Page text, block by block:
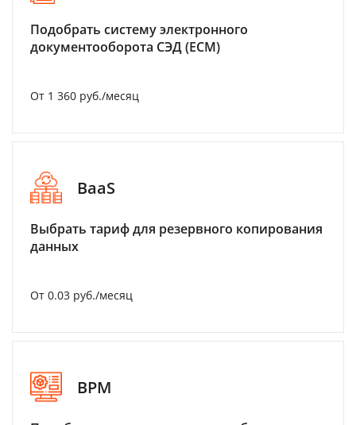
Подобрать систему электронного
документооборота СЭД (ECM)
От 1 360 руб./месяц
BaaS
Выбрать тариф для резервного копирования
данных
От 0.03 руб./месяц
BPM